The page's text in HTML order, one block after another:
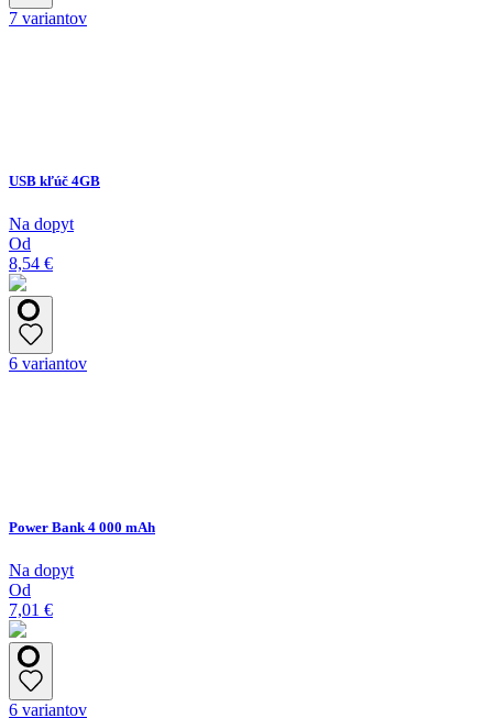
7 variantov
USB kľúč 4GB
Na dopyt
Od
8,54 €
6 variantov
Power Bank 4 000 mAh
Na dopyt
Od
7,01 €
6 variantov